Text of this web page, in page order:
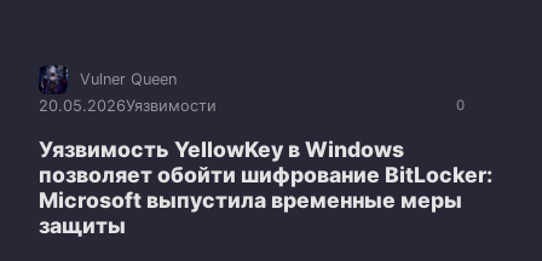
0
Vulner Queen
20.05.2026Уязвимости
Уязвимость YellowKey в Windows
позволяет обойти шифрование BitLocker:
Microsoft выпустила временные меры
защиты